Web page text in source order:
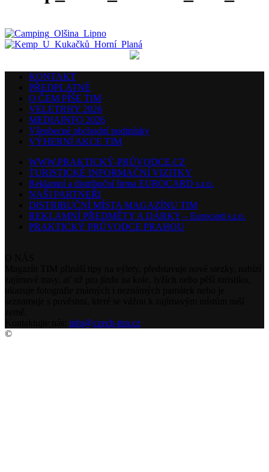
KONTAKT
PŘEDPLATNÉ
O ČEM PÍŠE TIM
VELETRHY 2026
MEDIAINFO 2026
Všeobecné obchodní podmínky
VÝHERNÍ AKCE TIM
WWW.PRAKTICKÝ-PRŮVODCE.CZ
TURISTICKÉ INFORMAČNÍ VIZITKY
Reklamní a distribuční firma EUROCARD s.r.o.
NAŠI PARTNEŘI
DISTRIBUČNÍ MÍSTA MAGAZÍNU TIM
REKLAMNÍ PŘEDMĚTY A DÁRKY – Eurocard s.r.o.
PRAKTICKÝ PRŮVODCE PRAHOU
info@czech-tim.cz
©